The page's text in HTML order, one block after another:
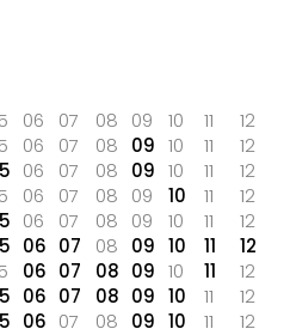
06 07 08 09 10 11
12
06 07 08 09 10 11
12
06 07 08 09 10 11
12
06 07 08 09 10 11
12
06 07 08 09 10 11
12
06 07 08 09 10 11
12
06 07 08 09 10 11
12
06 07 08 09 10 11
12
06 07 08 09 10 11
12